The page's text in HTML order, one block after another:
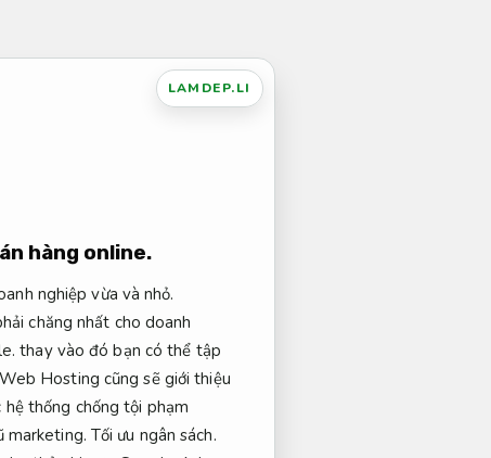
LAMDEP.LI
hàng online.
nghiệp vừa và nhỏ.
chăng nhất cho doanh
thay vào đó bạn có thể tập
Hosting cũng sẽ giới thiệu
hệ thống chống tội phạm
marketing. Tối ưu ngân sách.